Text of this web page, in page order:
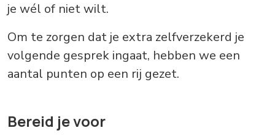
je wél of niet wilt.
Om te zorgen dat je extra zelfverzekerd je
volgende gesprek ingaat, hebben we een
aantal punten op een rij gezet.
Bereid je voor